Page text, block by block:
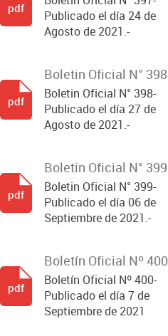
Publicado el día 24 de
Agosto de 2021.-
pdf
Boletin Oficial N° 398
Boletin Oficial N° 398-
Publicado el día 27 de
Agosto de 2021.-
pdf
Boletin Oficial N° 399
Boletin Oficial N° 399-
Publicado el día 06 de
Septiembre de 2021.-
pdf
Boletín Oficial Nº 400
Boletín Oficial Nº 400-
Publicado el día 7 de
Septiembre de 2021
pdf